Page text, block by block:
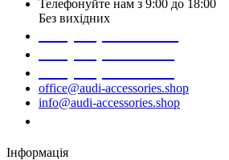
Телефонуйте нам з 9:00 до 18:00
Без вихідних
office@audi-accessories.shop
info@audi-accessories.shop
Інформація